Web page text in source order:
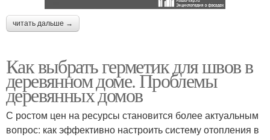
читать дальше →
Как выбрать герметик для швов в
деревянном доме. Проблемы
деревянных домов
С ростом цен на ресурсы становится более актуальным
вопрос: как эффективно настроить систему отопления в